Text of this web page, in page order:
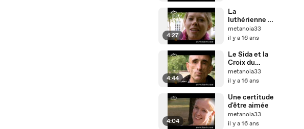
4:27
La
luthérienne et
l'Eucharistie
metanoia33
il y a 16 ans
4:44
Le Sida et la
Croix du
Christ
metanoia33
il y a 16 ans
4:04
Une certitude
d'être aimée
metanoia33
il y a 16 ans